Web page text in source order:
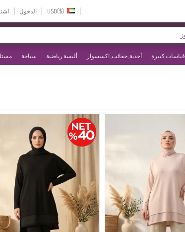
الدخول
قياسات كبيرة أحذية, حقائب, اكسسوار ألبسة رياضية سباحة